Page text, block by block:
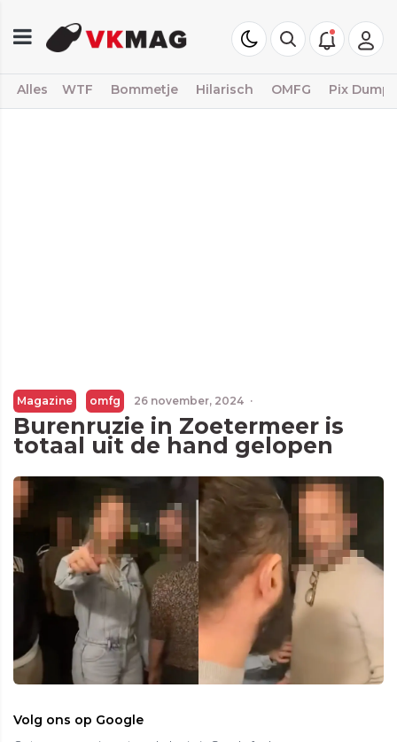
Alles WTF Bommetje Hilarisch OMFG Pix Dump
Magazine omfg 26 november, 2024 ·
Burenruzie in Zoetermeer is
totaal uit de hand gelopen
Volg ons op Google